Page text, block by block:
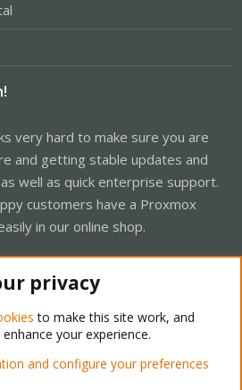
very hard to make sure you are
and getting stable updates and
well as quick enterprise support.
customers have a Proxmox
in our online shop.
Forum - Light Mode
privacy
to make this site work, and
your experience.
and configure your preferences